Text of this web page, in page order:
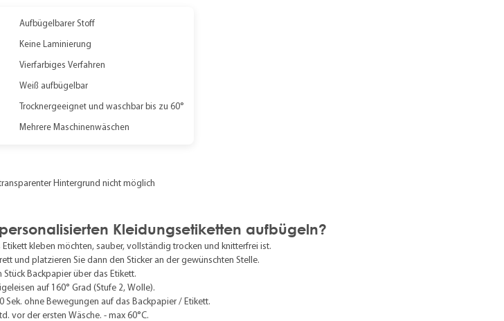
Aufbügelbarer Stoff
Keine Laminierung
Vierfarbiges Verfahren
Weiß aufbügelbar
Trocknergeeignet und waschbar bis zu 60°
Mehrere Maschinenwäschen
Hintergrund nicht möglich
Kleidungsetiketten aufbügeln?
kleben möchten, sauber, vollständig trocken und knitterfrei ist.
und platzieren Sie dann den Sticker an der gewünschten Stelle.
Stück Backpapier über das Etikett.
auf 160° Grad (Stufe 2, Wolle).
Sek. ohne Bewegungen auf das Backpapier / Etikett.
vor der ersten Wäsche. - max 60°C.